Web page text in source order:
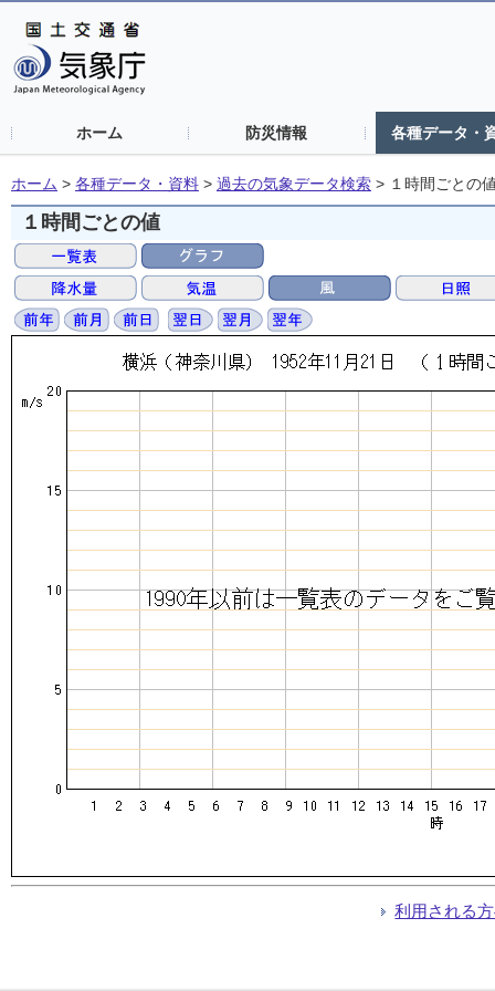
ホーム 防災情報 各種データ・
ホーム > 各種データ・資料 > 過去の気象データ検索 > １時間ごとの
１時間ごとの値
利用される